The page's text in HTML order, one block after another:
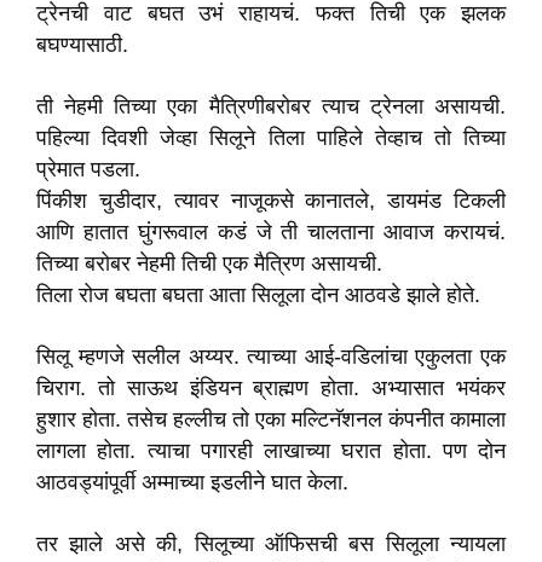
ट्रेनची वाट बघत उभं राहायचं. फक्त तिची एक झलक
बघण्यासाठी.
ती नेहमी तिच्या एका मैत्रिणीबरोबर त्याच ट्रेनला असायची.
पहिल्या दिवशी जेव्हा सिलूने तिला पाहिले तेव्हाच तो तिच्या
प्रेमात पडला.
पिंकीश चुडीदार, त्यावर नाजूकसे कानातले, डायमंड टिकली
आणि हातात घुंगरूवाल कडं जे ती चालताना आवाज करायचं.
तिच्या बरोबर नेहमी तिची एक मैत्रिण असायची.
तिला रोज बघता बघता आता सिलूला दोन आठवडे झाले होते.
सिलू म्हणजे सलील अय्यर. त्याच्या आई-वडिलांचा एकुलता एक
चिराग. तो साऊथ इंडियन ब्राह्मण होता. अभ्यासात भयंकर
हुशार होता. तसेच हल्लीच तो एका मल्टिनॅशनल कंपनीत कामाला
लागला होता. त्याचा पगारही लाखाच्या घरात होता. पण दोन
आठवड्यांपूर्वी अम्माच्या इडलीने घात केला.
तर झाले असे की, सिलूच्या ऑफिसची बस सिलूला न्यायला